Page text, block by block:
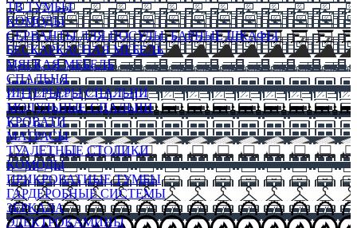
ТВ ТУМБЫ
КОМОДЫ
СЕРВАНТЫ ДЛЯ ПОСУДЫ, БАРНЫЕ ШКАФЫ
БЕСКАРКАСНАЯ МЕБЕЛЬ
МЯГКАЯ МЕБЕЛЬ
СПАЛЬНЯ
ИНТЕРЬЕРЫ СПАЛЬНИ
МОДУЛЬНЫЕ СПАЛЬНИ
КРОВАТИ
МАТРАСЫ
ТУАЛЕТНЫЕ СТОЛИКИ
КОМОДЫ
ПРИКРОВАТНЫЕ ТУМБЫ
ГАРДЕРОБНЫЕ СИСТЕМЫ
ЗЕРКАЛА
ЭЛЕКТРОКАМИНЫ